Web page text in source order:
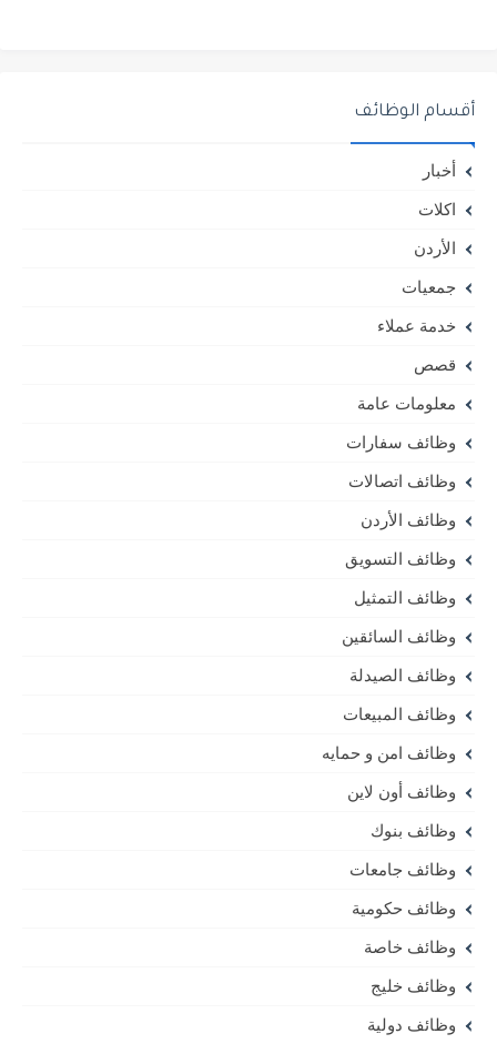
أقسام الوظائف
أخبار
اكلات
الأردن
جمعيات
خدمة عملاء
قصص
معلومات عامة
وظائف سفارات
وظائف اتصالات
وظائف الأردن
وظائف التسويق
وظائف التمثيل
وظائف السائقين
وظائف الصيدلة
وظائف المبيعات
وظائف امن و حمايه
وظائف أون لاين
وظائف بنوك
وظائف جامعات
وظائف حكومية
وظائف خاصة
وظائف خليج
وظائف دولية